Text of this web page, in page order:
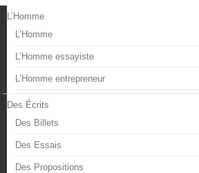
L’Homme
L’Homme
L’Homme essayiste
L’Homme entrepreneur
Des Écrits
Des Billets
Des Essais
Des Propositions